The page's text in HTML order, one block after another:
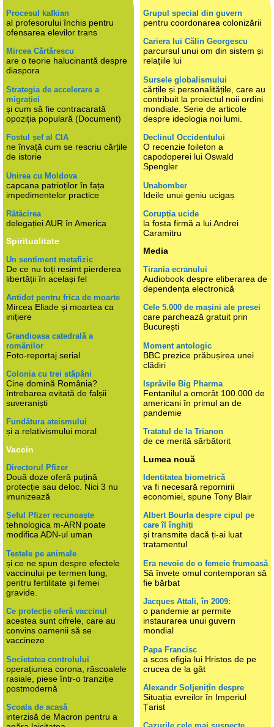
Procesul kafkian
al profesorului închis pentru
ofensarea elevilor trans
Mircea Cărtărescu
are o teorie halucinantă despre
diaspora
Strategia de accelerare a
migrației
și cum să fie contracarată
opoziția populară (Document)
Fostul șef al CIA
ne învață cum se rescriu cărțile
de istorie
Unirea cu Moldova
capcana patrioților în fața
impedimentelor practice
Rătăcirea
delegației AUR în America
Spiritualitate
Un sentiment metafizic
De ce nu toți resimt pierderea
libertății în același fel
Antidot pentru frica de moarte
Mircea Eliade și moartea ca
inițiere
Grandioasa catedrală a
românilor
Foto-reportaj serial
Colonia cu trei stăpâni
Cine domină România?
întrebarea evitată de falșii
suveraniști
Fundătura ateismului
și a relativismului moral
Vaccin
Directorul Pfizer
Două doze oferă puțină
protecție sau deloc. Nici 3 nu
imunizează
Șeful Pfizer recunoaște
tehnologica m-ARN poate
modifica ADN-ul uman
Testele pe animale
și ce ne spun despre efectele
vaccinului pe termen lung,
pentru fertilitate și femei
gravide.
Ce protecție oferă vaccinul
acestea sunt cifrele, care au
convins oamenii să se
vaccineze
Societatea controlului
operațiunea corona, răscoalele
rasiale, piese într-o tranziție
postmodernă
Școala de acasă
interzisă de Macron pentru a
Grupul special din guvern
pentru coordonarea colonizării
Cariera lui Călin Georgescu
parcursul unui om din sistem și
relațiile lui
Sursele globalismului
cărțile și personalitățile, care au
contribuit la proiectul noii ordini
mondiale. Serie de articole
despre ideologia noi lumi.
Declinul Occidentului
O recenzie foileton a
capodoperei lui Oswald
Spengler
Unabomber
Ideile unui geniu ucigaș
Corupția ucide
la fosta firmă a lui Andrei
Caramitru
Media
Tirania ecranului
Audiobook despre eliberarea de
dependența electronică
Cele 5.000 de mașini ale presei
care parchează gratuit prin
București
Moment antologic
BBC prezice prăbușirea unei
clădiri
Isprăvile Big Pharma
Fentanilul a omorât 100.000 de
americani în primul an de
pandemie
Tratatul de la Trianon
de ce merită sărbătorit
Lumea nouă
Identitatea biometrică
va fi necesară repornirii
economiei, spune Tony Blair
Albert Bourla despre cipul pe
care îl înghiți
și transmite dacă ți-ai luat
tratamentul
Era nevoie de o femeie frumoasă
Să învețe omul contemporan să
fie bărbat
Jacques Attali, în 2009:
o pandemie ar permite
instaurarea unui guvern
mondial
Papa Francisc
a scos efigia lui Hristos de pe
crucea de la gât
Alexandr Soljenițîn despre
Situația evreilor în Imperiul
Țarist